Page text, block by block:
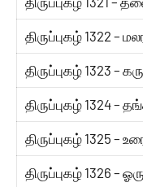
திருப்புகழ் 1322
திருப்புகழ் 1323 –
திருப்புகழ் 1324 –
திருப்புகழ் 1325 –
திருப்புகழ் 1326 –